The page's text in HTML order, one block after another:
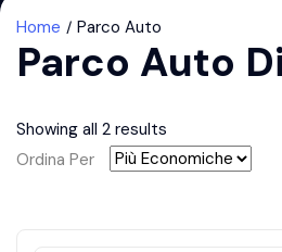
Home Parco Auto
Parco Auto
Showing all 2 results
Ordina Per